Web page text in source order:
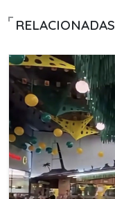
RELACIONADAS